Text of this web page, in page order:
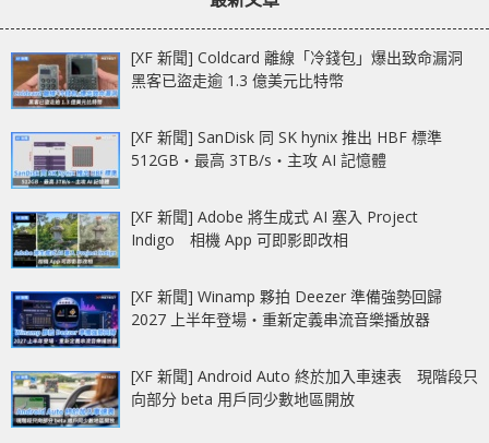
[XF 新聞] Coldcard 離線「冷錢包」爆出致命漏洞
黑客已盜走逾 1.3 億美元比特幣
[XF 新聞] SanDisk 同 SK hynix 推出 HBF 標準
512GB‧最高 3TB/s‧主攻 AI 記憶體
[XF 新聞] Adobe 將生成式 AI 塞入 Project
Indigo 相機 App 可即影即改相
[XF 新聞] Winamp 夥拍 Deezer 準備強勢回歸
2027 上半年登場‧重新定義串流音樂播放器
[XF 新聞] Android Auto 終於加入車速表 現階段只
向部分 beta 用戶同少數地區開放